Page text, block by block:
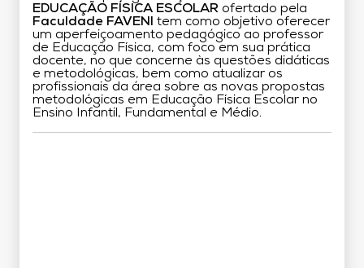
EDUCAÇÃO FÍSICA ESCOLAR ofertado pela
Faculdade FAVENI
tem como objetivo oferecer
um aperfeiçoamento pedagógico ao professor
de Educação Física, com foco em sua prática
docente, no que concerne às questões didáticas
e metodológicas, bem como atualizar os
profissionais da área sobre as novas propostas
metodológicas em Educação Física Escolar no
Ensino Infantil, Fundamental e Médio.